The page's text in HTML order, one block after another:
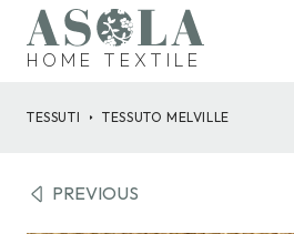
HOME TEXTILE
TESSUTI TESSUTOMELVILLE
PREVIOUS